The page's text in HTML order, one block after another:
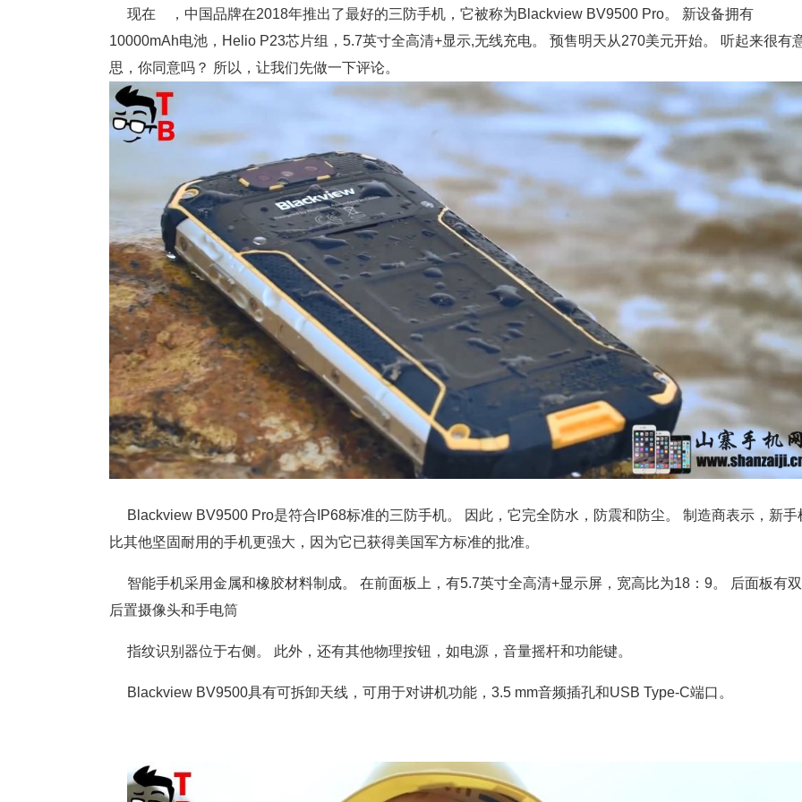
现在 ，中国品牌在2018年推出了最好的三防手机，它被称为Blackview BV9500 Pro。 新设备拥有
10000mAh电池，Helio P23芯片组，5.7英寸全高清+显示,无线充电。 预售明天从270美元开始。 听起来很有
思，你同意吗？ 所以，让我们先做一下评论。
Blackview BV9500 Pro是符合IP68标准的三防手机。 因此，它完全防水，防震和防尘。 制造商表示，新手
比其他坚固耐用的手机更强大，因为它已获得美国军方标准的批准。
智能手机采用金属和橡胶材料制成。 在前面板上，有5.7英寸全高清+显示屏，宽高比为18：9。 后面板有双
后置摄像头和手电筒
指纹识别器位于右侧。 此外，还有其他物理按钮，如电源，音量摇杆和功能键。
Blackview BV9500具有可拆卸天线，可用于对讲机功能，3.5 mm音频插孔和USB Type-C端口。